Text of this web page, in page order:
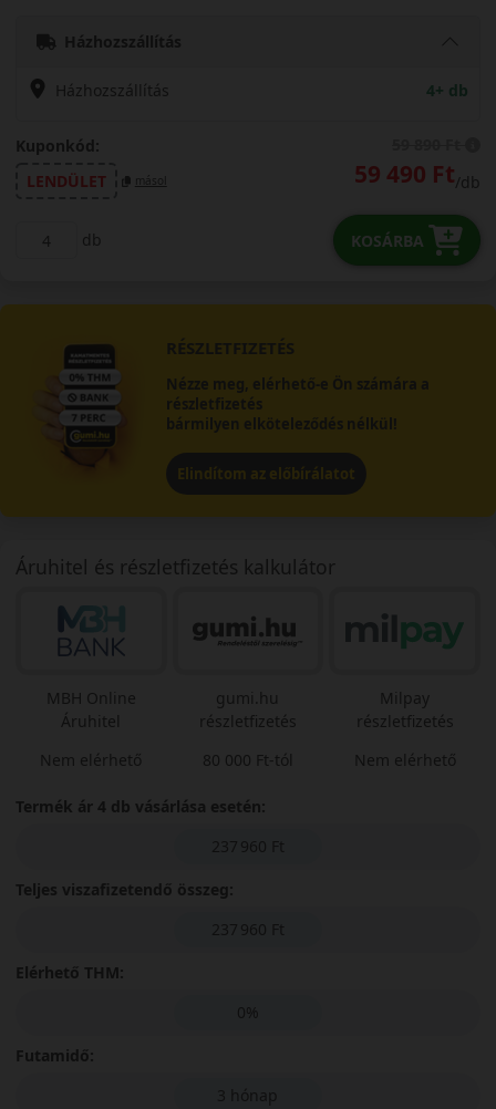
Házhozszállítás
Házhozszállítás 4+ db
Kuponkód:
LENDÜLET
másol 59 490 Ft/db
db KOSÁRBA
RÉSZLETFIZETÉS
Nézze meg, elérhető-e Ön számára a
részletfizetés
bármilyen elköteleződés nélkül!
Elindítom az előbírálatot
Áruhitel és részletfizetés kalkulátor
MBH Online
Áruhitel
Nem elérhető
gumi.hu
részletfizetés
80 000 Ft-tól
Milpay
részletfizetés
Nem elérhető
Termék ár 4 db vásárlása esetén:
237 960 Ft
Teljes viszafizetendő összeg:
237 960 Ft
Elérhető THM:
0%
Futamidő:
3 hónap